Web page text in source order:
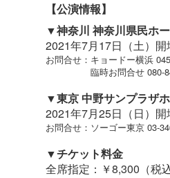
【公演情報】
▼神奈川 神奈川県民ホ
2021年7月17日（土）
お問合せ：キョードー横浜
臨時お問合せ 080-8459-
▼東京 中野サンプラザ
2021年7月25日（日）
お問合せ：ソーゴー東京 03-
▼チケット料金
全席指定：￥8,300（税込